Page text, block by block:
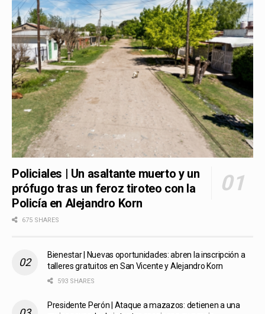
Policiales | Un asaltante muerto y un
prófugo tras un feroz tiroteo con la
Policía en Alejandro Korn
675 SHARES
Bienestar | Nuevas oportunidades: abren la inscripción a
talleres gratuitos en San Vicente y Alejandro Korn
593 SHARES
Presidente Perón | Ataque a mazazos: detienen a una